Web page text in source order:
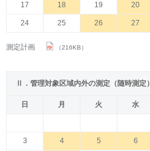
17 18 19 20
24 25 26 27
測定計画 （216KB）
Ⅱ．管理対象区域内外の測定（随時測定）
日 月 火 水
3 4 5 6